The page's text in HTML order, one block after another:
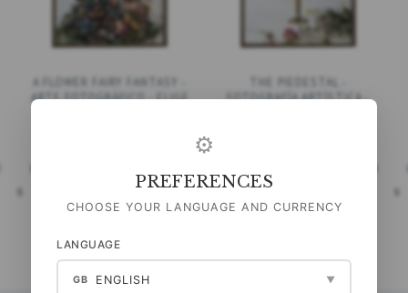
A FLOWER FAIRY FANTASY -
ARTE FOTOGRÁFICO - ELIGE
THE PIEDESTAL -
FOTOGRAFÍA ARTÍSTICA -
VER TODAS LAS OPCIONES
VER TODAS LAS OPCIONES
⚙
PREFERENCES
CHOOSE YOUR LANGUAGE AND CURRENCY
LANGUAGE
GB ENGLISH ▼